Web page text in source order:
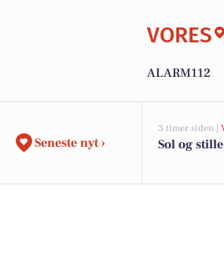
VORES
ALARM112
Seneste nyt ›
3 timer siden |
Sol og